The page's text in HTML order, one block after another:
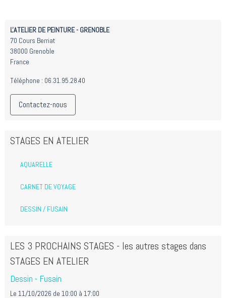
L'ATELIER DE PEINTURE - GRENOBLE
70 Cours Berriat
38000 Grenoble
France
Téléphone : 06.31.95.28.40
Contactez-nous
STAGES EN ATELIER
AQUARELLE
CARNET DE VOYAGE
DESSIN / FUSAIN
LES 3 PROCHAINS STAGES - les autres stages dans
STAGES EN ATELIER
Dessin - Fusain
Le 11/10/2026 de 10:00 à 17:00